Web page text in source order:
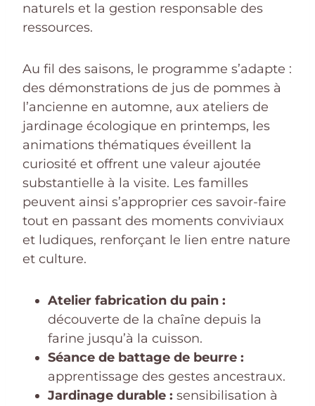
naturels et la gestion responsable des
ressources.
Au fil des saisons, le programme s’adapte :
des démonstrations de jus de pommes à
l’ancienne en automne, aux ateliers de
jardinage écologique en printemps, les
animations thématiques éveillent la
curiosité et offrent une valeur ajoutée
substantielle à la visite. Les familles
peuvent ainsi s’approprier ces savoir-faire
tout en passant des moments conviviaux
et ludiques, renforçant le lien entre nature
et culture.
Atelier fabrication du pain :
découverte de la chaîne depuis la
farine jusqu’à la cuisson.
Séance de battage de beurre :
apprentissage des gestes ancestraux.
Jardinage durable : sensibilisation à